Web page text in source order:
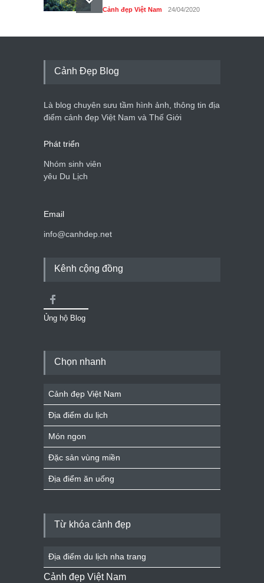
Cảnh đẹp Việt Nam 24/04/2020
Những món ăn đồng quê
nhà giáo tại Đầm Sen
Cảnh đẹp Việt Nam 25/04/2020
Cảnh Đẹp Blog
Là blog chuyên sưu tầm hình ảnh, thông tin địa
điểm cảnh đẹp Việt Nam và Thế Giới
Phát triển
Nhóm sinh viên
yêu Du Lịch
Email
info@canhdep.net
Kênh cộng đồng
Ủng hộ Blog
Chọn nhanh
Cảnh đẹp Việt Nam
Địa điểm du lịch
Món ngon
Đặc sản vùng miền
Địa điểm ăn uống
Từ khóa cảnh đẹp
Địa điểm du lịch nha trang
Cảnh đẹp Việt Nam